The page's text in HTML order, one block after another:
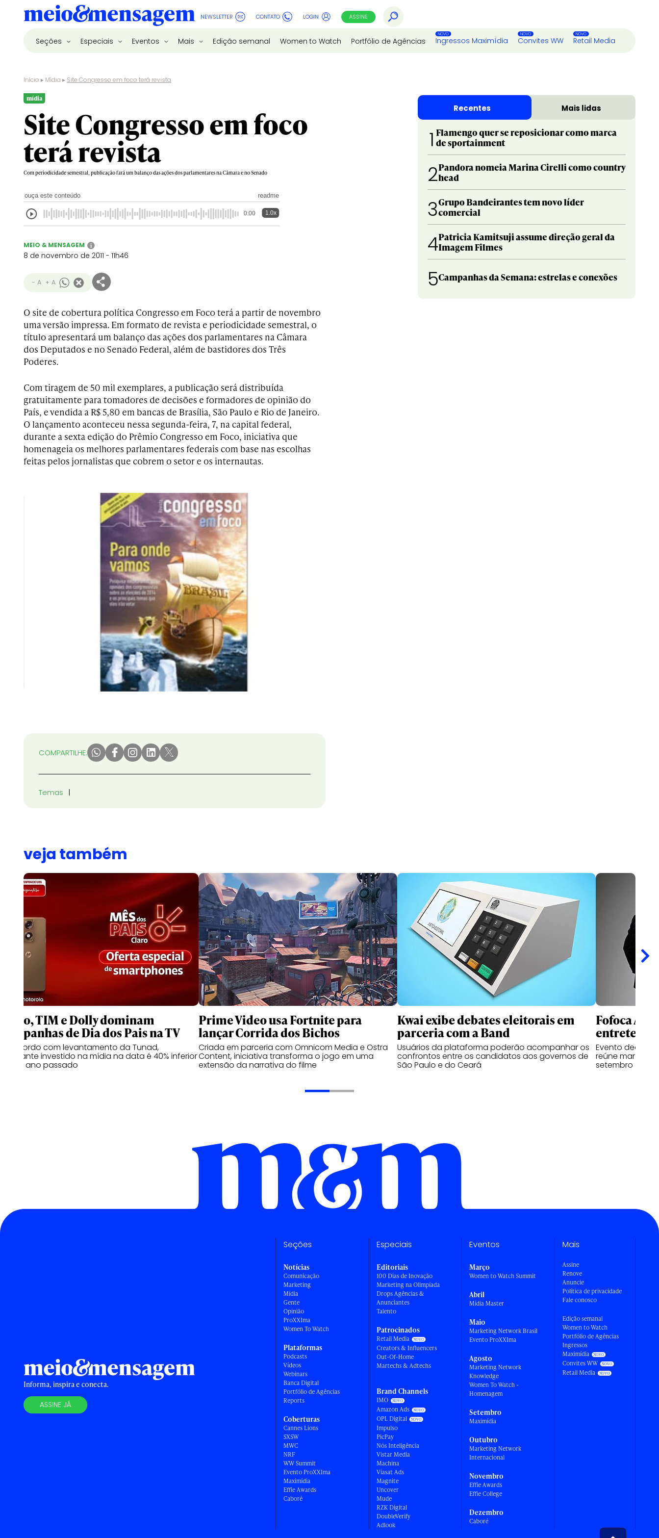
NEWSLETTER CONTATO LOGIN ASSINE
Seções Especiais Eventos Mais Edição semanal Women to Watch Portfólio de Agências Ingressos Maximídia Convites WW Retail Media
Início ▸ Mídia ▸ Site Congresso em foco terá revista
mídia
Site Congresso em foco
terá revista
Com periodicidade semestral, publicação fará um balanço das ações dos parlamentares na Câmara e no Senado
ouça este conteúdo readme
0:00 1.0x
MEIO & MENSAGEM i
8 de novembro de 2011 - 11h46
- A + A
O site de cobertura política Congresso em Foco terá a partir de novembro
uma versão impressa. Em formato de revista e periodicidade semestral, o
título apresentará um balanço das ações dos parlamentares na Câmara
dos Deputados e no Senado Federal, além de bastidores dos Três
Poderes.
Com tiragem de 50 mil exemplares, a publicação será distribuída
gratuitamente para tomadores de decisões e formadores de opinião do
País, e vendida a R$ 5,80 em bancas de Brasília, São Paulo e Rio de Janeiro.
O lançamento aconteceu nessa segunda-feira, 7, na capital federal,
durante a sexta edição do Prêmio Congresso em Foco, iniciativa que
homenageia os melhores parlamentares federais com base nas escolhas
feitas pelos jornalistas que cobrem o setor e os internautas.
COMPARTILHE:
Temas
Recentes Mais lidas
1 Flamengo quer se reposicionar como marca
de sportainment
2Pandora nomeia Marina Cirelli como country
head
3Grupo Bandeirantes tem novo líder
comercial
4Patricia Kamitsuji assume direção geral da
Imagem Filmes
5Campanhas da Semana: estrelas e conexões
veja também
Claro, TIM e Dolly dominam
campanhas de Dia dos Pais na TV
De acordo com levantamento da Tunad,
montante investido na mídia na data é 40% inferior
ao do ano passado
Prime Video usa Fortnite para
lançar Corrida dos Bichos
Criada em parceria com Omnicom Media e Ostra
Content, iniciativa transforma o jogo em uma
extensão da narrativa do filme
Kwai exibe debates eleitorais em
parceria com a Band
Usuários da plataforma poderão acompanhar os
confrontos entre os candidatos aos governos de
São Paulo e do Ceará
Fofoca
Evento
reúne marcas,
setembro
Informa, inspira e conecta.
ASSINE JÁ
Seções
Notícias
Comunicação
Marketing
Mídia
Gente
Opinião
ProXXIma
Women To Watch
Plataformas
Podcasts
Vídeos
Webinars
Banca Digital
Portfólio de Agências
Reports
Coberturas
Cannes Lions
SXSW
MWC
NRF
WW Summit
Evento ProXXIma
Maximídia
Effie Awards
Caboré
Especiais
Editoriais
100 Dias de Inovação
Marketing na Olimpíada
Drops Agências &
Anunciantes
Talento
Patrocinados
Retail Media
Creators & Influencers
Out-Of-Home
Martechs & Adtechs
Brand Channels
IMO
Amazon Ads
OPL Digital
Impulso
PicPay
Nós Inteligência
Vistar Media
Machina
Viasat Ads
Magnite
Uncover
Mude
RZK Digital
DoubleVerify
Adlook
Eventos
Março
Women to Watch Summit
Abril
Mídia Master
Maio
Marketing Network Brasil
Evento ProXXIma
Agosto
Marketing Network
Knowledge
Women To Watch -
Homenagem
Setembro
Maximídia
Outubro
Marketing Network
Internacional
Novembro
Effie Awards
Effie College
Dezembro
Caboré
Mais
Assine
Renove
Anuncie
Política de privacidade
Fale conosco
Edição semanal
Women to Watch
Portfólio de Agências
Ingressos
Maximídia
Convites WW
Retail Media